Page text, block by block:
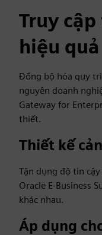
Truy
hiệu quả
Đồng bộ hóa quy
nguyên doanh
Gateway for
thiết.
Thiết kế
Tận dụng độ tin
Oracle E-Business
khác nhau.
Áp dụng